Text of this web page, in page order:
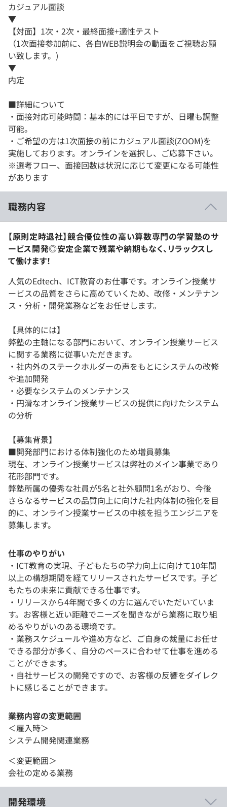
カジュアル面談
▼
【対面】1次・2次・最終面接+適性テスト
（1次面接参加前に、各自WEB説明会の動画をご視聴お願
い致します。)
▼
内定
■詳細について
・面接対応可能時間：基本的には平日ですが、日曜も調整
可能。
・ご希望の方は1次面接の前にカジュアル面談(ZOOM)を
実施しております。オンラインを選択し、ご応募下さい。
※選考フロー、面接回数は状況に応じて変更になる可能性
があります
職務内容
【原則定時退社】競合優位性の高い算数専門の学習塾のサ
ービス開発◎安定企業で残業や納期もなく、リラックスし
て働けます！
人気のEdtech、ICT教育のお仕事です。オンライン授業サ
ービスの品質をさらに高めていくため、改修・メンテナン
ス・分析・開発業務などをお任せします。
【具体的には】
弊塾の主軸になる部門において、オンライン授業サービス
に関する業務に従事いただきます。
・社内外のステークホルダーの声をもとにシステムの改修
や追加開発
・必要なシステムのメンテナンス
・円滑なオンライン授業サービスの提供に向けたシステム
の分析
【募集背景】
■開発部門における体制強化のため増員募集
現在、オンライン授業サービスは弊社のメイン事業であり
花形部門です。
弊塾所属の優秀な社員が5名と社外顧問1名がおり、今後
さらなるサービスの品質向上に向けた社内体制の強化を目
的に、オンライン授業サービスの中核を担うエンジニアを
募集します。
仕事のやりがい
・ICT教育の実現、子どもたちの学力向上に向けて10年間
以上の構想期間を経てリリースされたサービスです。子ど
もたちの未来に貢献できる仕事です。
・リリースから4年間で多くの方に選んでいただいていま
す。お客様と近い距離でニーズを聞きながら業務に取り組
めるやりがいのある環境です。
・業務スケジュールや進め方など、ご自身の裁量にお任せ
できる部分が多く、自分のペースに合わせて仕事を進める
ことができます。
・自社サービスの開発ですので、お客様の反響をダイレク
トに感じることができます。
業務内容の変更範囲
＜雇入時＞
システム開発関連業務
＜変更範囲＞
会社の定める業務
開発環境